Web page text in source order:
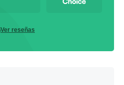
Ver reseñas